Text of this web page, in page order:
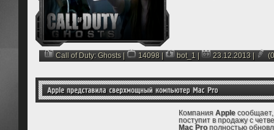
Call of Duty: Ghosts| 14098 | bot_1 | 23.12.2013 |
Компания Apple
поступит в продажу с
Mac Proполностью